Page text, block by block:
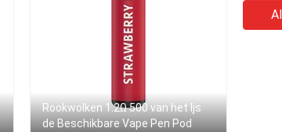
Rookwolken 1.2Ω 500 van het Ijs
de Beschikbare Vape Pen Pod